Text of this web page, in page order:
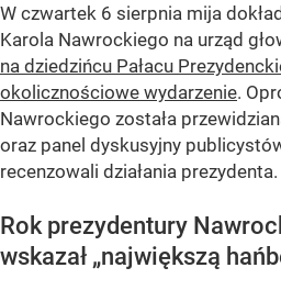
W czwartek 6 sierpnia mija
Karola Nawrockiego na urząd
na dziedzińcu Pałacu
okolicznościowe wydarzenie.
Nawrockiego została
oraz panel dyskusyjny
recenzowali działania prezydenta.
Rok prezydentury
wskazał „największą